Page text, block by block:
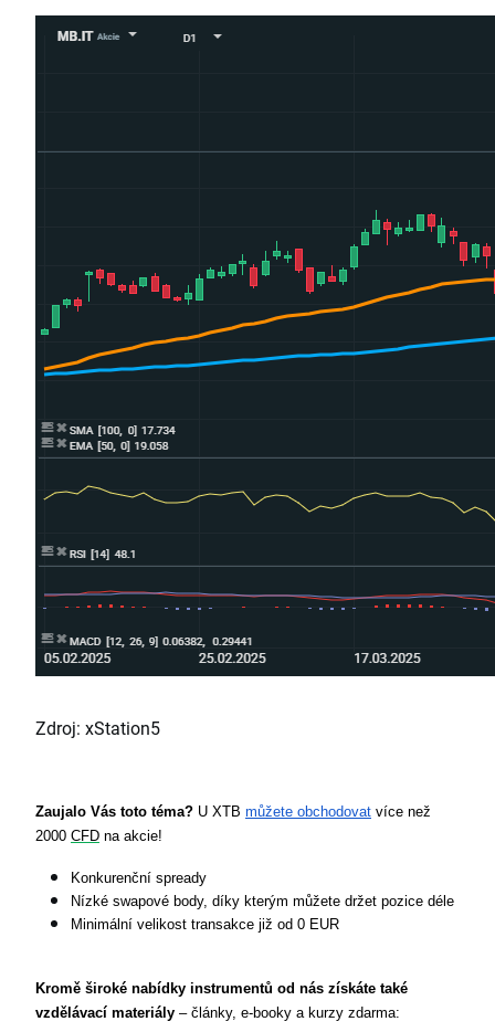
Zdroj: xStation5
Zaujalo Vás toto téma? U XTB můžete obchodovat více než
2000 CFD na akcie!
Konkurenční spready
Nízké swapové body, díky kterým můžete držet pozice déle
Minimální velikost transakce již od 0 EUR
Kromě široké nabídky instrumentů od nás získáte také
vzdělávací materiály – články, e-booky a kurzy zdarma: